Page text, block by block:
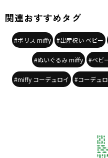
関連おすすめタグ
#ボリス miffy #出産祝い ベビー
#ぬいぐるみ miffy #ベビ
#miffy コーデュロイ #コーデュ